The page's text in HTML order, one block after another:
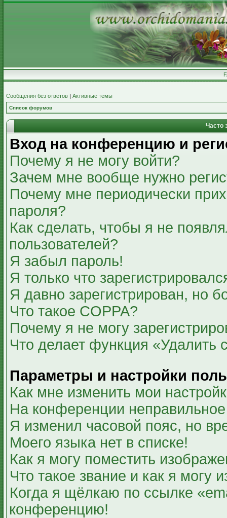
Сообщения без ответов | Активные темы
Список форумов
Часто
Вход на конференцию и
Почему я не могу войти?
Зачем мне вообще нужно
Почему мне периодически
пароля?
Как сделать, чтобы я не
пользователей?
Я забыл пароль!
Я только что
Я давно зарегистрирован, но
Что такое COPPA?
Почему я не могу
Что делает функция «Удалить
Параметры и настройки
Как мне изменить мои
На конференции
Я изменил часовой пояс, но
Моего языка нет в списке!
Как я могу поместить
Что такое звание и как я могу
Когда я щёлкаю по ссылке
конференцию!